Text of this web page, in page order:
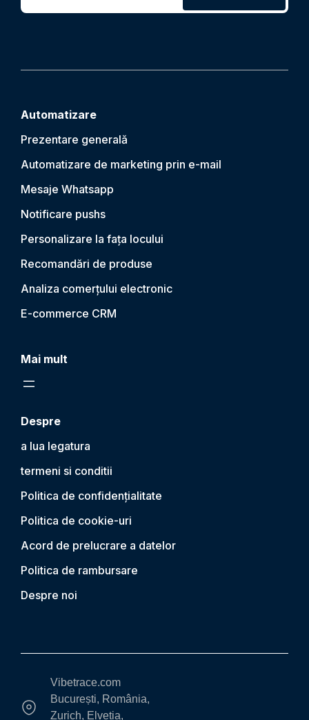
Automatizare
Prezentare generală
Automatizare de marketing prin e-mail
Mesaje Whatsapp
Notificare pushs
Personalizare la fața locului
Recomandări de produse
Analiza comerțului electronic
E-commerce CRM
Mai mult
Despre
a lua legatura
termeni si conditii
Politica de confidențialitate
Politica de cookie-uri
Acord de prelucrare a datelor
Politica de rambursare
Despre noi
Vibetrace.com
București, România,
Zurich, Elvetia,